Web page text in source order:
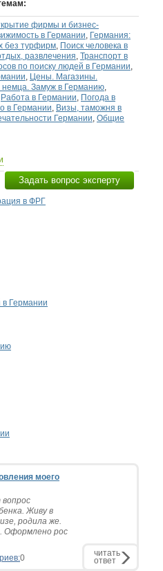
фирмы и бизнес-
в Германии, Германия:
без турфирм, Поиск человека в
развлечения, Транспорт в
по поиску людей в Германии,
, Цены. Магазины.
немца. Замуж в Германию,
Работа в Германии, Погода в
в Германии, Визы, таможня в
Германии, Общие
Задать вопрос эксперту
в ФРГ
в Германии
моего
Живу в
родила же.
Оформлено рос
0 читать
ответ